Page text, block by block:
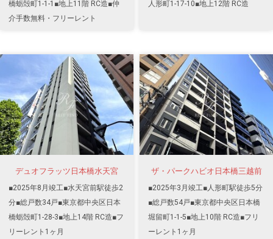
橋蛎殻町1-1-1■地上11階 RC造■仲
介手数無料・フリーレント
人形町1-17-10■地上12階 RC造
デュオフラッツ日本橋水天宮
■2025年8月竣工■水天宮前駅徒歩2
分■総戸数34戸■東京都中央区日本
橋蛎殻町1-28-3■地上14階 RC造■フ
リーレント1ヶ月
ザ・パークハビオ日本橋三越前
■2025年3月竣工■人形町駅徒歩5分
■総戸数54戸■東京都中央区日本橋
堀留町1-1-5■地上10階 RC造■フリ
ーレント1ヶ月